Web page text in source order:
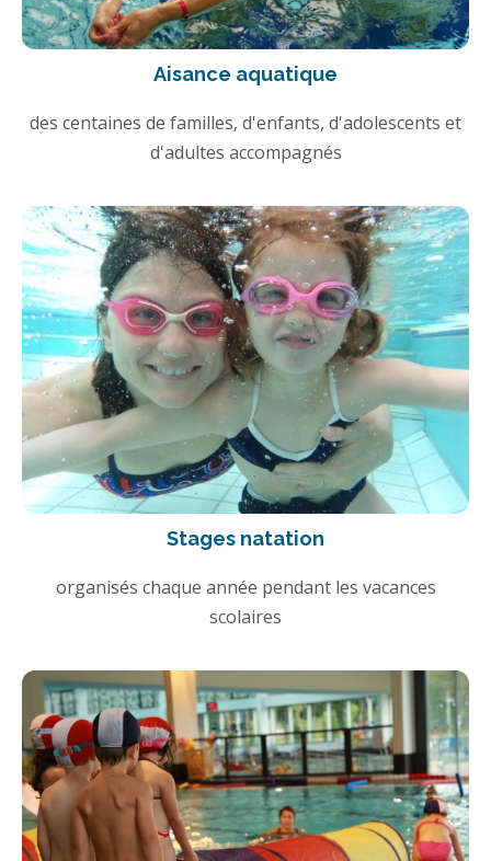
Aisance aquatique
des centaines de familles, d'enfants, d'adolescents et
d'adultes accompagnés
Stages natation
organisés chaque année pendant les vacances
scolaires